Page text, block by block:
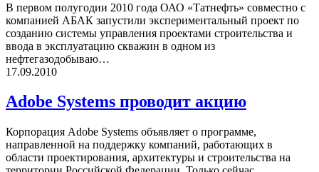
В первом полугодии 2010 года ОАО «Татнефть» совместно с
компанией АБАК запустили экспериментальный проект по
созданию системы управления проектами строительства и
ввода в эксплуатацию скважин в одном из
нефтегазодобываю…
17.09.2010
Adobe Systems проводит акцию
Корпорация Adobe Systems объявляет о программе,
направленной на поддержку компаний, работающих в
области проектирования, архитектуры и строительства на